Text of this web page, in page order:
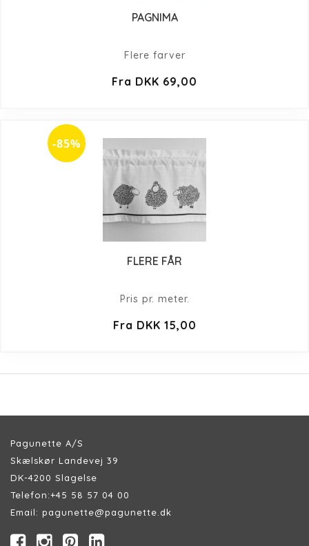
PAGNIMA
Flere farver
Fra DKK 69,00
-85%
FLERE FÅR
Pris pr. meter.
Fra DKK 15,00
Pagunette A/S
Skælskør Landevej 39
DK-4200 Slagelse
Telefon:+45 58 57 04 00
Email: pagunette@pagunette.dk